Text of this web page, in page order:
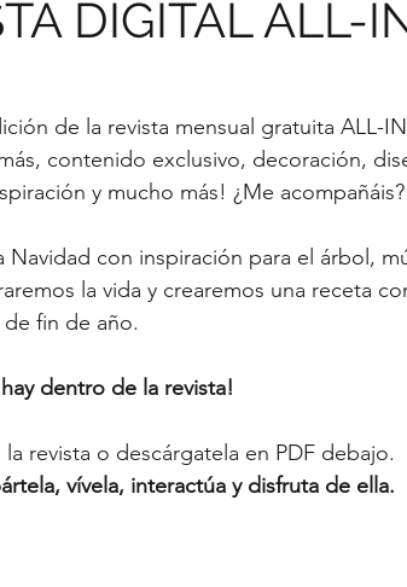
DIGITAL ALL-
de la revista mensual gratuita ALL-IN
contenido exclusivo, decoración,
y mucho más! ¿Me acompañáis?
Navidad con inspiración para el árbol,
la vida y crearemos una receta
fin de año.
dentro de la revista!
revista o descárgatela en PDF debajo.
vívela, interactúa y disfruta de ella.